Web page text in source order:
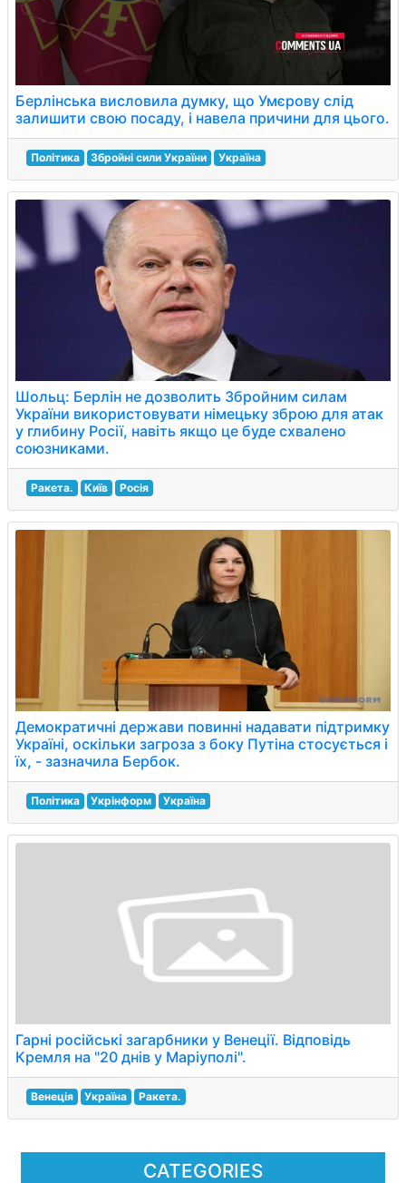
CATEGORIES
Берлінська висловила думку, що Умєрову слід
залишити свою посаду, і навела причини для цього.
Політика Збройні сили України Україна
Шольц: Берлін не дозволить Збройним силам
України використовувати німецьку зброю для атак
у глибину Росії, навіть якщо це буде схвалено
союзниками.
Ракета. Київ Росія
Демократичні держави повинні надавати підтримку
Україні, оскільки загроза з боку Путіна стосується і
їх, - зазначила Бербок.
Політика Укрінформ Україна
Гарні російські загарбники у Венеції. Відповідь
Кремля на "20 днів у Маріуполі".
Венеція Україна Ракета.